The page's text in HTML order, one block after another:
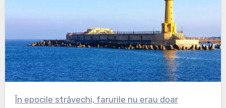
În epocile străvechi, farurile nu erau doar